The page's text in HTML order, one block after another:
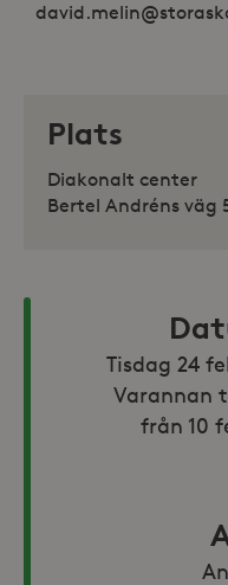
Plats
Diakonalt center
Bertel Andréns väg
Tisdag 24
Varannan
från 10